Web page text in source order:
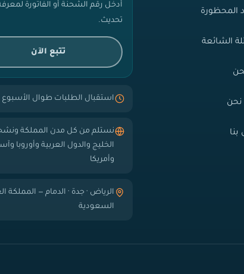
المحظورة
الشائعة
نحن
أدخل رقم الشحنة أو الفاتورة
تحديث.
تتبع الآن
استقبال الطلبات طوال الأسبوع
نستلم من كل مدن المملكة
الخليج والدول العربية وأوروبا
وأمريكا
الرياض · جدة · الدمام — المملكة
السعودية